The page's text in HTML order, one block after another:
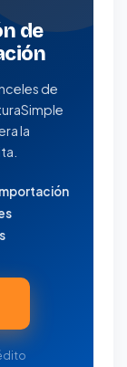
de
de
la